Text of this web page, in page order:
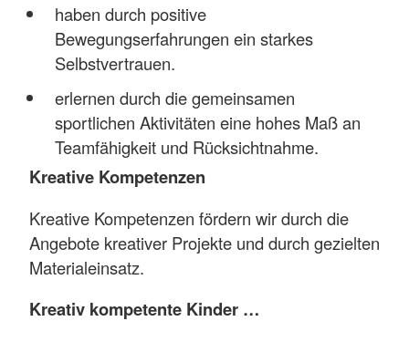
haben durch positive
Bewegungserfahrungen ein starkes
Selbstvertrauen.
erlernen durch die gemeinsamen
sportlichen Aktivitäten eine hohes Maß an
Teamfähigkeit und Rücksichtnahme.
Kreative Kompetenzen
Kreative Kompetenzen fördern wir durch die
Angebote kreativer Projekte und durch gezielten
Materialeinsatz.
Kreativ kompetente Kinder …